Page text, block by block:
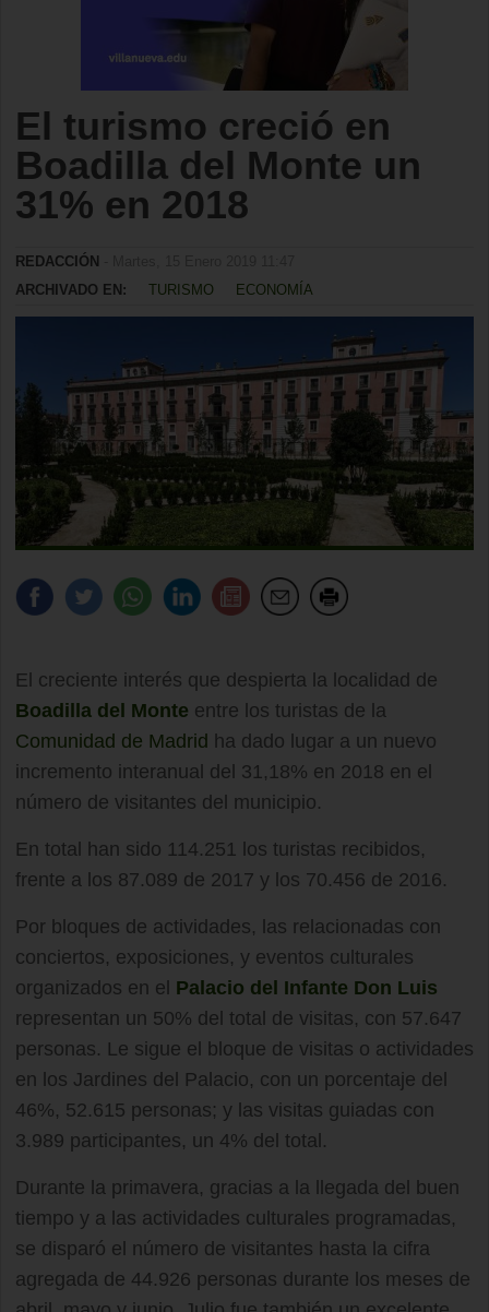
El turismo creció en
Boadilla del Monte un
31% en 2018
REDACCIÓN
ARCHIVADO EN:
TURISMO ECONOMÍA
El creciente interés que despierta la localidad de
Boadilla del Monte entre los turistas de la
Comunidad de Madrid ha dado lugar a un nuevo
incremento interanual del 31,18% en 2018 en el
número de visitantes del municipio.
En total han sido 114.251 los turistas recibidos,
frente a los 87.089 de 2017 y los 70.456 de 2016.
Por bloques de actividades, las relacionadas con
conciertos, exposiciones, y eventos culturales
organizados en el Palacio del Infante Don Luis
representan un 50% del total de visitas, con 57.647
personas. Le sigue el bloque de visitas o actividades
en los Jardines del Palacio, con un porcentaje del
46%, 52.615 personas; y las visitas guiadas con
3.989 participantes, un 4% del total.
Durante la primavera, gracias a la llegada del buen
tiempo y a las actividades culturales programadas,
se disparó el número de visitantes hasta la cifra
agregada de 44.926 personas durante los meses de